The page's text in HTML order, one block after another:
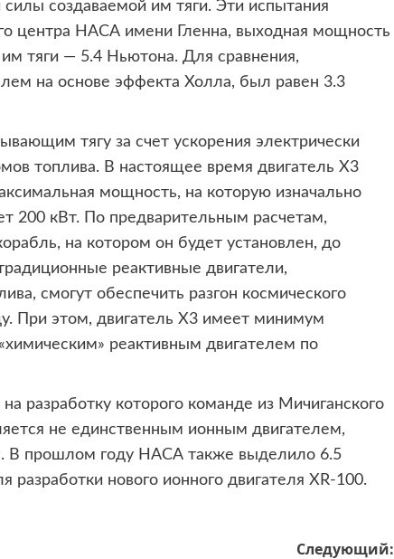
создаваемой им тяги. Эти испытания
центра НАСА имени Гленна, выходная мощность
тяги — 5.4 Ньютона. Для сравнения,
на основе эффекта Холла, был равен 3.3
тягу за счет ускорения электрически
топлива. В настоящее время двигатель X3
мощность, на которую изначально
200 кВт. По предварительным расчетам,
на котором он будет установлен, до
реактивные двигатели,
смогут обеспечить разгон космического
При этом, двигатель X3 имеет минимум
реактивным двигателем по
разработку которого команде из Мичиганского
не единственным ионным двигателем,
В прошлом году НАСА также выделило 6.5
нового ионного двигателя XR-100.
Следующий: